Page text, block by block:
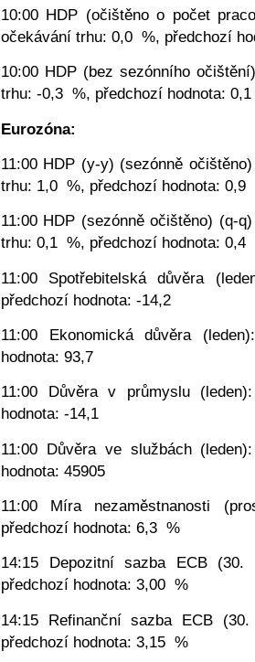
10:00 HDP (očištěno o počet
očekávání trhu: 0,0 %, předchozí
10:00 HDP (bez sezónního
trhu: -0,3 %, předchozí hodnota: 0,1
Eurozóna:
11:00 HDP (y-y) (sezónně
trhu: 1,0 %, předchozí hodnota: 0,9
11:00 HDP (sezónně očištěno) (q-
trhu: 0,1 %, předchozí hodnota: 0,4
11:00 Spotřebitelská důvěra
předchozí hodnota: -14,2
11:00 Ekonomická důvěra
hodnota: 93,7
11:00 Důvěra v průmyslu
hodnota: -14,1
11:00 Důvěra ve službách
hodnota: 45905
11:00 Míra nezaměstnanosti
předchozí hodnota: 6,3 %
14:15 Depozitní sazba ECB
předchozí hodnota: 3,00 %
14:15 Refinanční sazba ECB
předchozí hodnota: 3,15 %